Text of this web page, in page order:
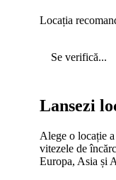
Locația
Se verifică...
Lansezi
Alege o locație
vitezele de
Europa, Asia și